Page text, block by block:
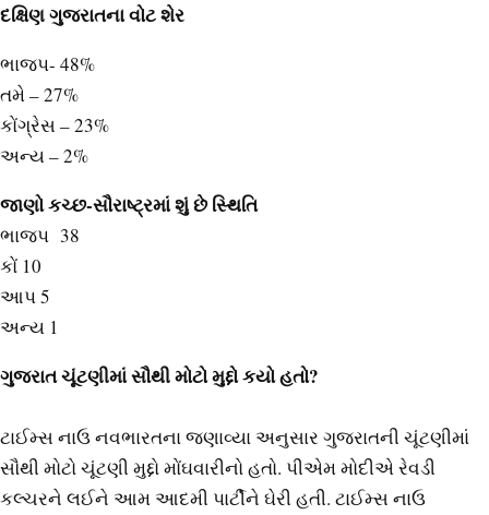
દક્ષિણ ગુજરાતના વોટ શેર
ભાજપ- 48%
તમે – 27%
કોંગ્રેસ – 23%
અન્ય – 2%
જાણો કચ્છ-સૌરાષ્ટ્રમાં શું છે સ્થિતિ
ભાજપ 38
કોં 10
આપ 5
અન્ય 1
ગુજરાત ચૂંટણીમાં સૌથી મોટો મુદ્દો કયો હતો?
ટાઈમ્સ નાઉ નવભારતના જણાવ્યા અનુસાર ગુજરાતની ચૂંટણીમાં
સૌથી મોટો ચૂંટણી મુદ્દો મોંઘવારીનો હતો. પીએમ મોદીએ રેવડી
કલ્ચરને લઈને આમ આદમી પાર્ટીને ઘેરી હતી. ટાઈમ્સ નાઉ